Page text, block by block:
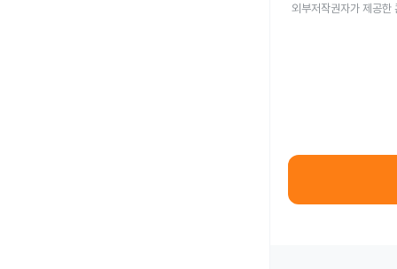
외부저작권자가 제공한